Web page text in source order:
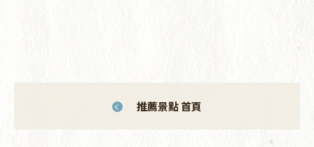
推薦景點 首頁